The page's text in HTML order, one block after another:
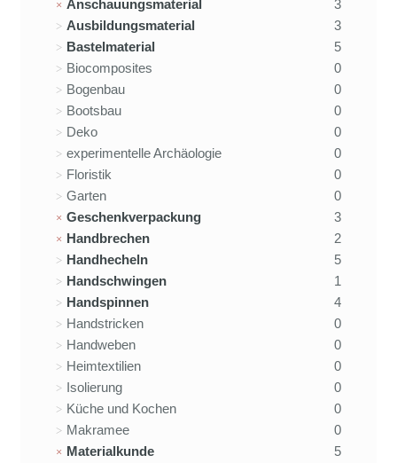
Anschauungsmaterial
3
Ausbildungsmaterial
3
Bastelmaterial
5
Biocomposites
0
Bogenbau
0
Bootsbau
0
Deko
0
experimentelle Archäologie
0
Floristik
0
Garten
0
Geschenkverpackung
3
Handbrechen
2
Handhecheln
5
Handschwingen
1
Handspinnen
4
Handstricken
0
Handweben
0
Heimtextilien
0
Isolierung
0
Küche und Kochen
0
Makramee
0
Materialkunde
5